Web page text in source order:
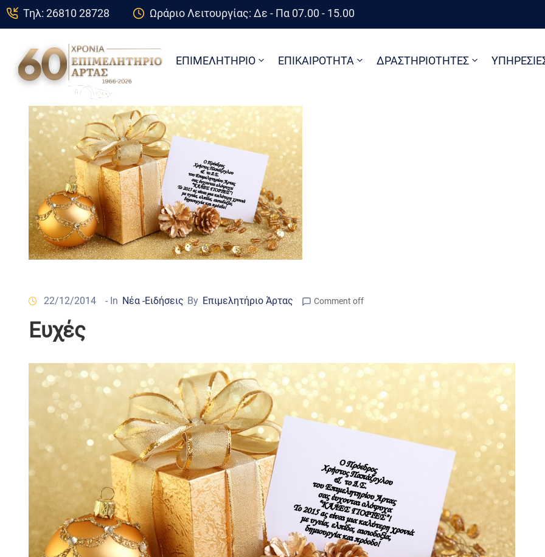
Τηλ: 26810 28728 Ωράριο Λειτουργίας: Δε - Πα 07.00 - 15.00
ΕΠΙΜΕΛΗΤΗΡΙΟ ΕΠΙΚΑΙΡΟΤΗΤΑ ΔΡΑΣΤΗΡΙΟΤΗΤΕΣ
22/12/2014 - In Νέα -Ειδήσεις By Επιμελητήριο Άρτας Comment off
Ευχές